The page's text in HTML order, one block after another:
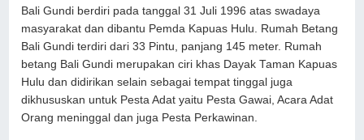
Bali Gundi berdiri pada tanggal 31 Juli 1996 atas swadaya
masyarakat dan dibantu Pemda Kapuas Hulu. Rumah Betang
Bali Gundi terdiri dari 33 Pintu, panjang 145 meter. Rumah
betang Bali Gundi merupakan ciri khas Dayak Taman Kapuas
Hulu dan didirikan selain sebagai tempat tinggal juga
dikhususkan untuk Pesta Adat yaitu Pesta Gawai, Acara Adat
Orang meninggal dan juga Pesta Perkawinan.